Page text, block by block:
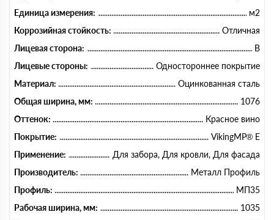
Единица измерения:
м2
Коррозийная стойкость:
Отличная
Лицевая сторона:
B
Лицевые стороны:
Одностороннее покрытие
Материал:
Оцинкованная сталь
Общая ширина, мм:
1076
Оттенок:
Красное вино
Покрытие:
VikingMP® E
Применение:
Для забора, Для кровли, Для фасада
Производитель:
Металл Профиль
Профиль:
МП35
Рабочая ширина, мм:
1035